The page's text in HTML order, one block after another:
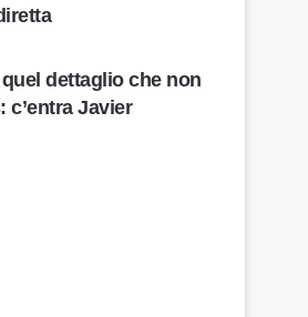
dettaglio che non
c’entra Javier